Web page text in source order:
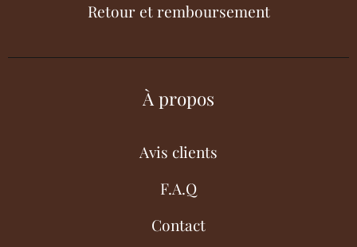
Retour et remboursement
À propos
Avis clients
F.A.Q
Contact